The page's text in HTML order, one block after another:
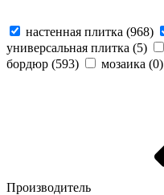
настенная плитка (968)
универсальная плитка (5)
бордюр (593) мозаика (0)
Производитель